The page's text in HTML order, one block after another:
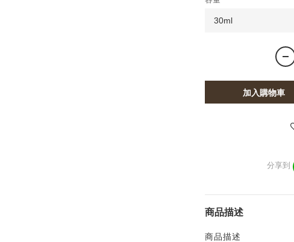
加入購物車
分享到
商品描述
商品描述